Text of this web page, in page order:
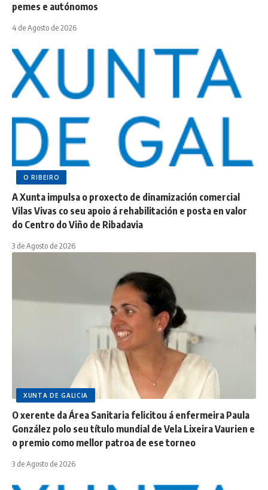
pemes e autónomos
4 de Agosto de 2026
O RIBEIRO
A Xunta impulsa o proxecto de dinamización comercial
Vilas Vivas co seu apoio á rehabilitación e posta en valor
do Centro do Viño de Ribadavia
3 de Agosto de 2026
XUNTA DE GALICIA
O xerente da Área Sanitaria felicitou á enfermeira Paula
González polo seu título mundial de Vela Lixeira Vaurien e
o premio como mellor patroa de ese torneo
3 de Agosto de 2026